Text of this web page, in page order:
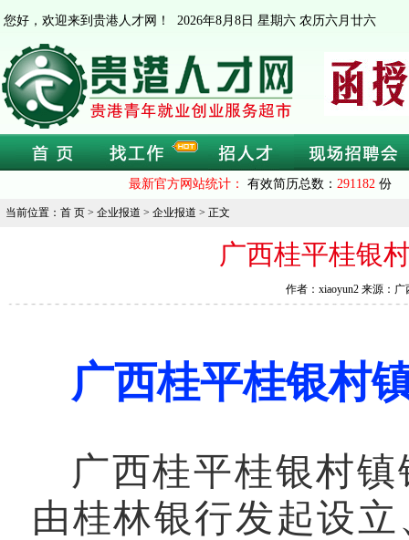
您好，欢迎来到贵港人才网！ 2026年8月8日 星期六 农历六月廿六
最新官方网站统计： 有效简历总数： 291182 份
当前位置：首 页 > 企业报道 > 企业报道 > 正文
广西桂平桂银
作者：xiaoyun2 来源：
广西桂平桂银村
广西桂平桂银村
由桂林银行发起设